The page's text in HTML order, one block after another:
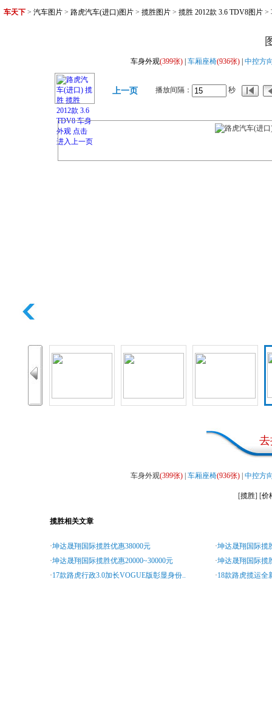
车天下 > 汽车图片 > 路虎汽车(进口)图片 > 揽胜图片 > 揽胜 2012款 3.6 TDV8图片 >
车身外观(399张) 车厢座椅(936张) 中控方
上一页 播放间隔： 秒
去
车身外观(399张) 车厢座椅(936张) 中控方
[揽胜] [价
揽胜相关文章
·坤达晟翔国际揽胜优惠38000元 ·坤达晟翔国际揽
·坤达晟翔国际揽胜优惠20000~30000元 ·坤达晟翔国际揽
·17款路虎行政3.0加长VOGUE版彰显身份.. ·18款路虎揽运全